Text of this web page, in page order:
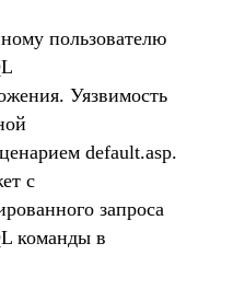
пользователю
Уязвимость
default.asp.
с
запроса
команды в